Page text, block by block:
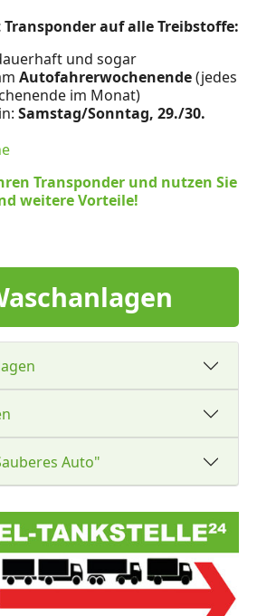
auf alle Treibstoffe:
und sogar
Autofahrerwochenende(jedes
im Monat)
Samstag/Sonntag, 29./30.
Transponder und nutzen Sie
weitere Vorteile!
Auto"